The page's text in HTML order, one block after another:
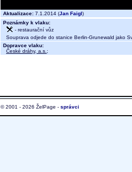
Aktualizace: 7.1.2014 (Jan Faigl)
Poznámky k vlaku:
- restaurační vůz
Souprava odjede do stanice Berlin-Grunewald jako
Dopravce vlaku:
České dráhy, a.s. ;
© 2001 - 2026 ŽelPage - správci